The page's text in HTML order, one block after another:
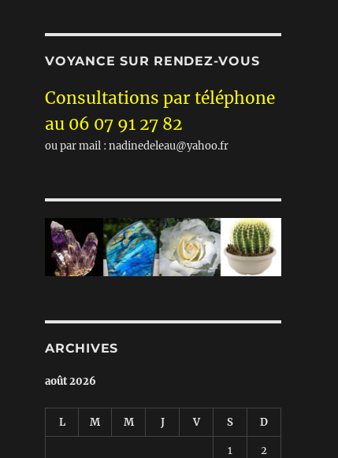
VOYANCE SUR RENDEZ-VOUS
Consultations par téléphone
au 06 07 91 27 82
ou par mail : nadinedeleau@yahoo.fr
ARCHIVES
août 2026
L M M J V S D
1 2